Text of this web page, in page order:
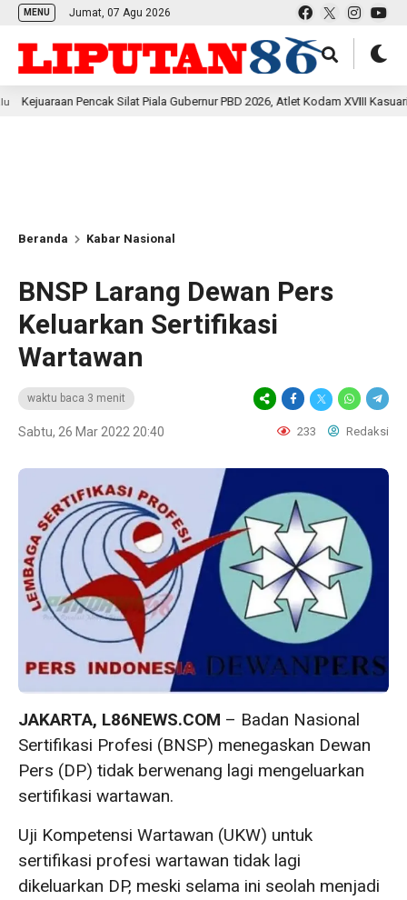
MENU Jumat, 07 Agu 2026
Pencak Silat Piala Gubernur PBD 2026, Atlet Kodam XVIII Kasuari Torehkan
Beranda Kabar Nasional
BNSP Larang Dewan Pers
Keluarkan Sertifikasi
Wartawan
waktu baca 3 menit
Sabtu, 26 Mar 2022 20:40 233 Redaksi
JAKARTA, L86NEWS.COM – Badan Nasional
Sertifikasi Profesi (BNSP) menegaskan Dewan
Pers (DP) tidak berwenang lagi mengeluarkan
sertifikasi wartawan.
Uji Kompetensi Wartawan (UKW) untuk
sertifikasi profesi wartawan tidak lagi
dikeluarkan DP, meski selama ini seolah menjadi